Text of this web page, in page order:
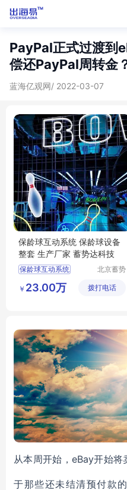
PayPal正式过渡到
偿还PayPal周转金
蓝海亿观网/ 2022-03-07
保龄球互动系统 保龄球设备
整套 生产厂家 蓄势达科技
保龄球互动系统
赛道保龄球 迷你保龄
北京蓄势
限公司
￥ 23.00万 拨打电话
从本周开始， eBay开始将
于那些还未结清预付款